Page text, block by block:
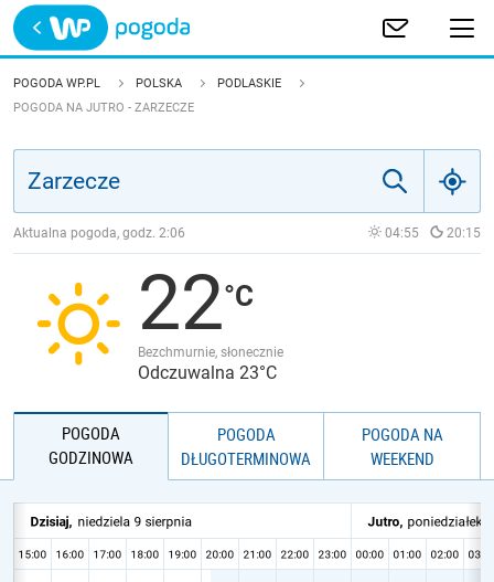
Trwa ładowanie
POLSKA
JAKOŚĆ POWIETRZA
POGODA WP.PL POLSKA
PODLASKIE
POGODA NA JUTRO - ZARZECZE
Aktualna pogoda, godz. 2:06 04:55 20:15
22
Bezchmurnie, słonecznie
Odczuwalna 23°C
POGODA
GODZINOWA
POGODA
DŁUGOTERMINOWA
POGODA NA
WEEKEND